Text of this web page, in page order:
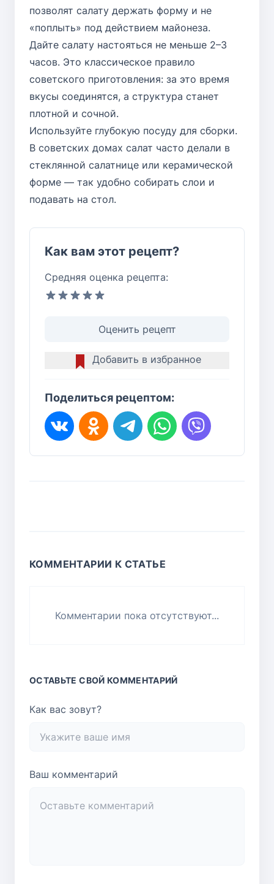
позволят салату держать форму и не
«поплыть» под действием майонеза.
Дайте салату настояться не меньше 2–3
часов. Это классическое правило
советского приготовления: за это время
вкусы соединятся, а структура станет
плотной и сочной.
Используйте глубокую посуду для сборки.
В советских домах салат часто делали в
стеклянной салатнице или керамической
форме — так удобно собирать слои и
подавать на стол.
Как вам этот рецепт?
Средняя оценка рецепта:
Оценить рецепт
Добавить в избранное
Поделиться рецептом:
КОММЕНТАРИИ К СТАТЬЕ
Комментарии пока отсутствуют...
ОСТАВЬТЕ СВОЙ КОММЕНТАРИЙ
Как вас зовут?
Ваш комментарий